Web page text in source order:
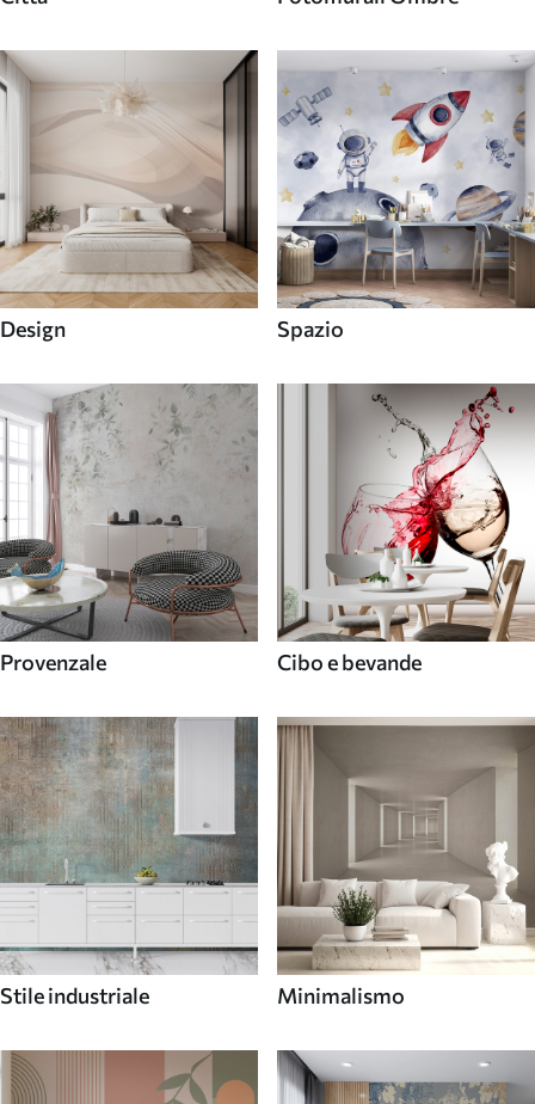
Design Spazio
Provenzale Cibo e bevande
Stile industriale Minimalismo